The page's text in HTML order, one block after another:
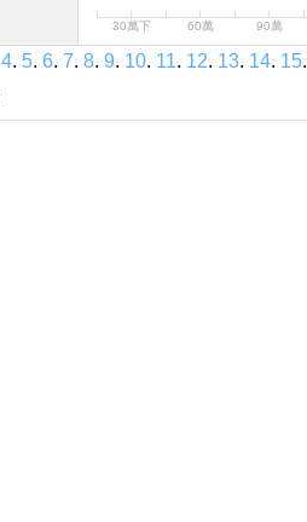
30萬下 60萬 90萬
4. 5. 6. 7. 8. 9. 10. 11. 12. 13. 14. 15.